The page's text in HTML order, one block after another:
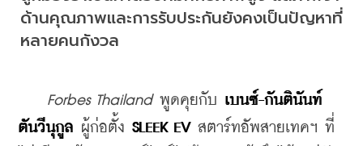
ด้านคุณภาพและการรับประกันยังคงเป็นปัญหาที่
หลายคนกังวล
Forbes Thailand พูดคุยกับ เบนซ์-กันตินันท์
ตันวีนุกูล ผู้ก่อตั้ง SLEEK EV สตาร์ทอัพสายเทคฯ ที่